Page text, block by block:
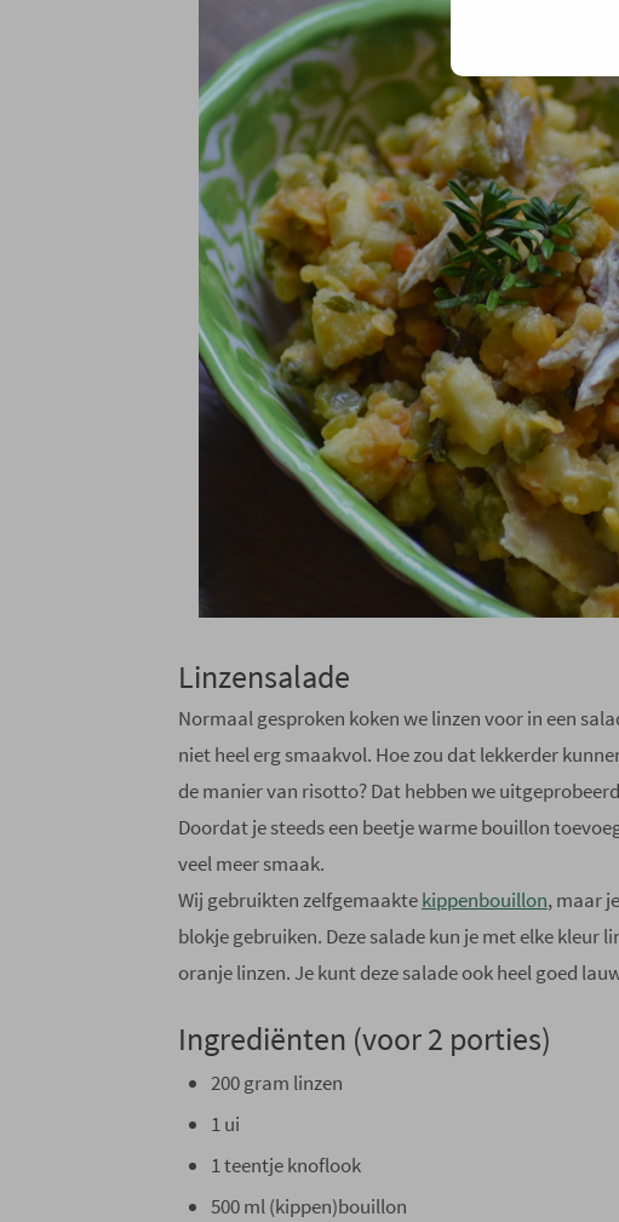
Linzensalade
Normaal gesproken koken we linzen voor in een
niet heel erg smaakvol. Hoe zou dat lekkerder
de manier van risotto? Dat hebben we
Doordat je steeds een beetje warme bouillon
veel meer smaak.
Wij gebruikten zelfgemaaktekippenbouillon, maar
blokje gebruiken. Deze salade kun je met elke kleur
oranje linzen. Je kunt deze salade ook heel goed
Ingrediënten (voor 2 porties)
200 gram linzen
1 ui
1 teentje knoflook
500 ml (kippen)bouillon